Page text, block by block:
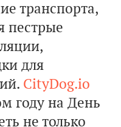
транспорта,
пестрые
для
CityDog.io
году на День
не только